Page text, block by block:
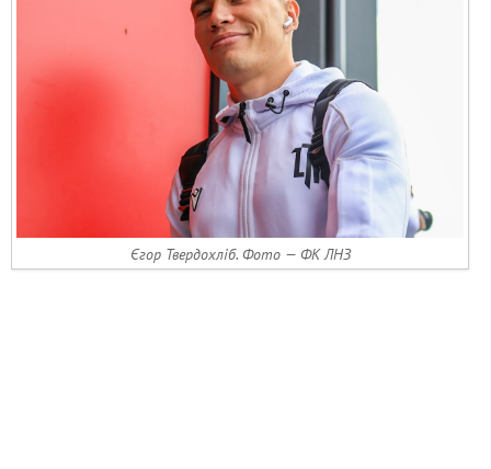
Єгор Твердохліб. Фото — ФК ЛНЗ